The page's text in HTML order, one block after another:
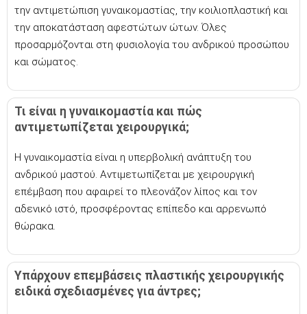
την αντιμετώπιση γυναικομαστίας, την κοιλιοπλαστική και
την αποκατάσταση αφεστώτων ώτων. Όλες
προσαρμόζονται στη φυσιολογία του ανδρικού προσώπου
και σώματος.
Τι είναι η γυναικομαστία και πώς
αντιμετωπίζεται χειρουργικά;
Η γυναικομαστία είναι η υπερβολική ανάπτυξη του
ανδρικού μαστού. Αντιμετωπίζεται με χειρουργική
επέμβαση που αφαιρεί το πλεονάζον λίπος και τον
αδενικό ιστό, προσφέροντας επίπεδο και αρρενωπό
θώρακα.
Υπάρχουν επεμβάσεις πλαστικής χειρουργικής
ειδικά σχεδιασμένες για άντρες;